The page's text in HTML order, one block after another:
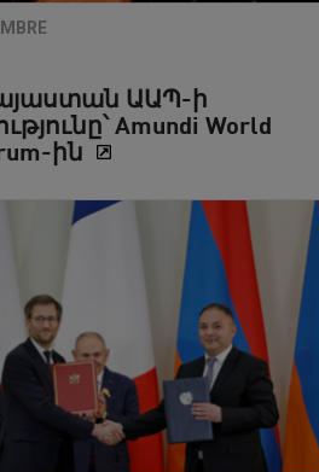
ԱԱՊ-ի
Amundi World
ին